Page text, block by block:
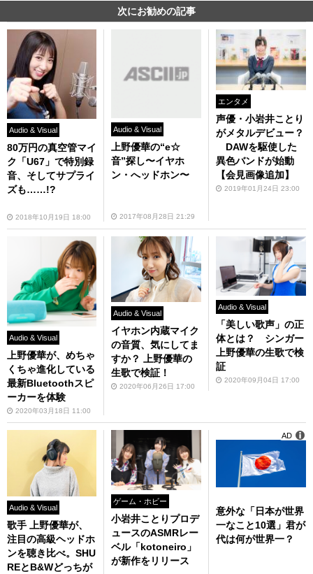
次にお勧めの記事
Audio & Visual
80万円の真空管マイ
ク「U67」で特別録
音、そしてサプライ
ズも……!?
2018年10月19日 18:00
Audio & Visual
上野優華の“e☆
音”探し〜イヤホ
ン・へッドホン〜
2017年08月28日 21:29
エンタメ
声優・小岩井ことり
がメタルデビュー？
DAWを駆使した
異色バンドが始動
【会見画像追加】
2019年01月24日 23:00
Audio & Visual
上野優華が、めちゃ
くちゃ進化している
最新Bluetoothスピ
ーカーを体験
2020年03月18日 11:00
Audio & Visual
イヤホン内蔵マイク
の音質、気にしてま
すか？ 上野優華の
生歌で検証！
2020年06月26日 17:00
Audio & Visual
「美しい歌声」の正
体とは？ シンガー
上野優華の生歌で検
証
2020年09月04日 17:00
Audio & Visual
歌手 上野優華が、
注目の高級ヘッドホ
ンを聴き比べ。SHU
REとB&Wどっちが
ゲーム・ホビー
小岩井ことりプロデ
ュースのASMRレー
ベル「kotoneiro」
が新作をリリース
意外な「日本が世界
一なこと10選」君が
代は何が世界一？
AD